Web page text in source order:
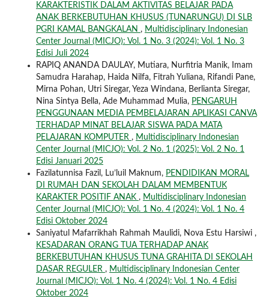
KARAKTERISTIK DALAM AKTIVITAS BELAJAR PADA
ANAK BERKEBUTUHAN KHUSUS (TUNARUNGU) DI SLB
PGRI KAMAL BANGKALAN , Multidisciplinary Indonesian
Center Journal (MICJO): Vol. 1 No. 3 (2024): Vol. 1 No. 3
Edisi Juli 2024
RAPIQ ANANDA DAULAY, Mutiara, Nurfitria Manik, Imam
Samudra Harahap, Haida Nilfa, Fitrah Yuliana, Rifandi Pane,
Mirna Pohan, Utri Siregar, Yeza Windana, Berlianta Siregar,
Nina Sintya Bella, Ade Muhammad Mulia, PENGARUH
PENGGUNAAN MEDIA PEMBELAJARAN APLIKASI CANVA
TERHADAP MINAT BELAJAR SISWA PADA MATA
PELAJARAN KOMPUTER , Multidisciplinary Indonesian
Center Journal (MICJO): Vol. 2 No. 1 (2025): Vol. 2 No. 1
Edisi Januari 2025
Fazilatunnisa Fazil, Lu’luil Maknum, PENDIDIKAN MORAL
DI RUMAH DAN SEKOLAH DALAM MEMBENTUK
KARAKTER POSITIF ANAK , Multidisciplinary Indonesian
Center Journal (MICJO): Vol. 1 No. 4 (2024): Vol. 1 No. 4
Edisi Oktober 2024
Saniyatul Mafarrikhah Rahmah Maulidi, Nova Estu Harsiwi ,
KESADARAN ORANG TUA TERHADAP ANAK
BERKEBUTUHAN KHUSUS TUNA GRAHITA DI SEKOLAH
DASAR REGULER , Multidisciplinary Indonesian Center
Journal (MICJO): Vol. 1 No. 4 (2024): Vol. 1 No. 4 Edisi
Oktober 2024